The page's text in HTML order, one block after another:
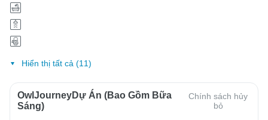
Hiển thị tất cả (11)
OwlJourneyDự Án (Bao Gồm Bữa
Sáng)
Chính sách hủy
bỏ